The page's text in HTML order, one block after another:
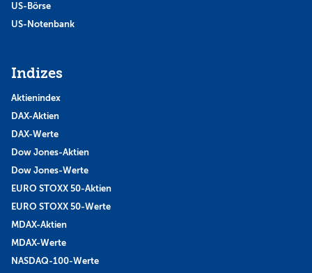
US-Börse
US-Notenbank
Indizes
Aktienindex
DAX-Aktien
DAX-Werte
Dow Jones-Aktien
Dow Jones-Werte
EURO STOXX 50-Aktien
EURO STOXX 50-Werte
MDAX-Aktien
MDAX-Werte
NASDAQ-100-Werte